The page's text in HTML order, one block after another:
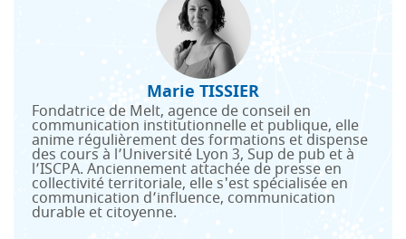
Marie TISSIER
Fondatrice de Melt, agence de conseil en
communication institutionnelle et publique, elle
anime régulièrement des formations et dispense
des cours à l’Université Lyon 3, Sup de pub et à
l’ISCPA. Anciennement attachée de presse en
collectivité territoriale, elle s'est spécialisée en
communication d’influence, communication
durable et citoyenne.